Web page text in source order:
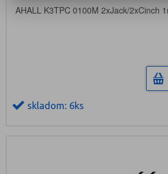
AHALL K3TPC 0100M 2xJack/2xCinch
skladom: 6ks